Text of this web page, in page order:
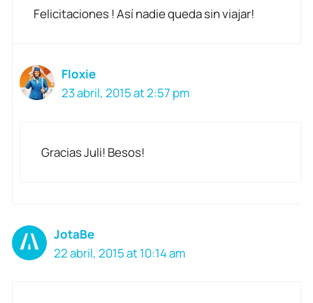
Felicitaciones ! Así nadie queda sin viajar!
Floxie
23 abril, 2015 at 2:57 pm
Gracias Juli! Besos!
JotaBe
22 abril, 2015 at 10:14 am